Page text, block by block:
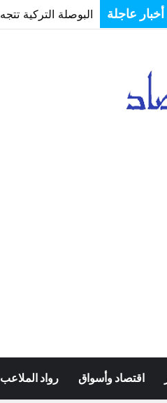
أخبار عاجلة
اقتصاد وأسواق رواد الملاعب